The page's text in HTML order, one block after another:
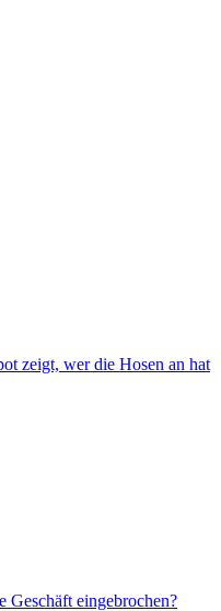
zeigt, wer die Hosen an hat
Geschäft eingebrochen?